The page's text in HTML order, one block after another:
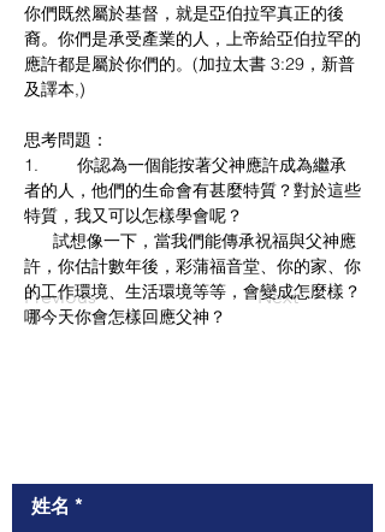
Previous Next
你們既然屬於基督，就是亞伯拉罕真正的後
裔。你們是承受產業的人，上帝給亞伯拉罕的
應許都是屬於你們的。(加拉太書 3:29，新普
及譯本,)
思考問題：
1.        你認為一個能按著父神應許成為繼承
者的人，他們的生命會有甚麼特質？對於這些
特質，我又可以怎樣學會呢？
試想像一下，當我們能傳承祝福與父神應
許，你估計數年後，彩蒲福音堂、你的家、你
的工作環境、生活環境等等，會變成怎麼樣？
哪今天你會怎樣回應父神？
姓名